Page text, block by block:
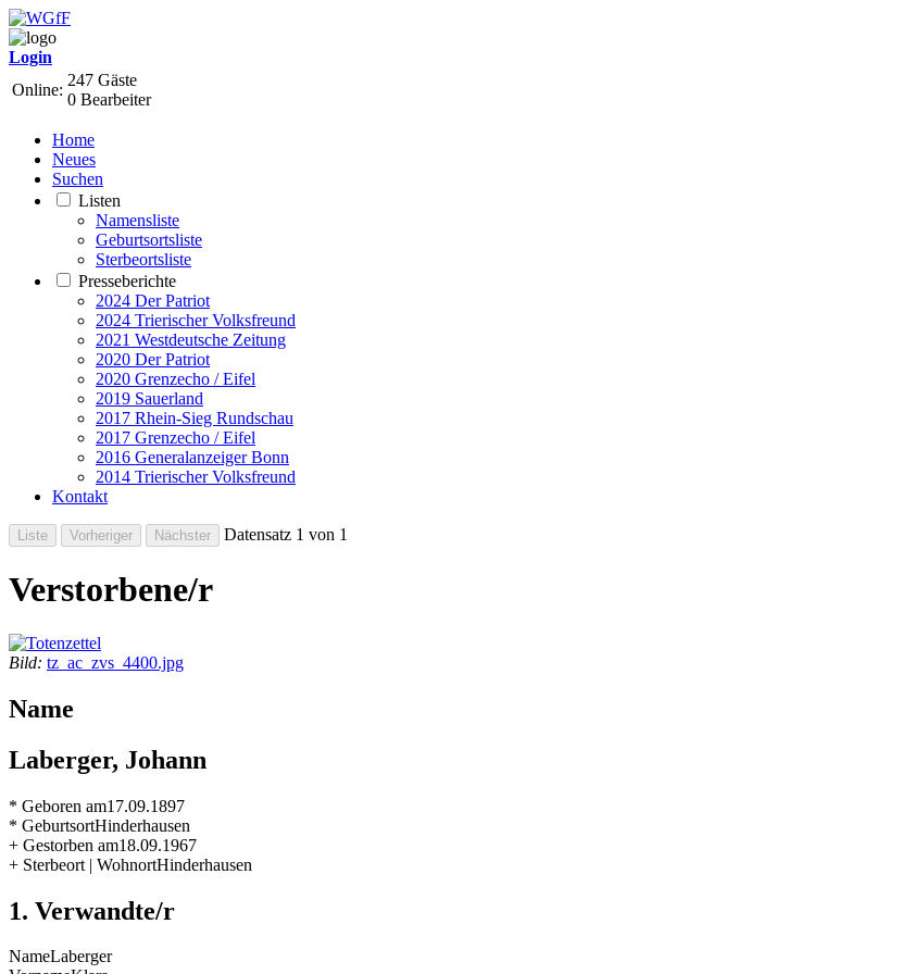
Login
Online:
247 Gäste
0 Bearbeiter
Home
Neues
Suchen
Listen
Namensliste
Geburtsortsliste
Sterbeortsliste
Presseberichte
2024 Der Patriot
2024 Trierischer Volksfreund
2021 Westdeutsche Zeitung
2020 Der Patriot
2020 Grenzecho / Eifel
2019 Sauerland
2017 Rhein-Sieg Rundschau
2017 Grenzecho / Eifel
2016 Generalanzeiger Bonn
2014 Trierischer Volksfreund
Kontakt
Datensatz 1 von 1
Verstorbene/r
Bild: tz_ac_zvs_4400.jpg
Name
Laberger, Johann
* Geboren am17.09.1897
* GeburtsortHinderhausen
+ Gestorben am18.09.1967
+ Sterbeort | WohnortHinderhausen
1. Verwandte/r
NameLaberger